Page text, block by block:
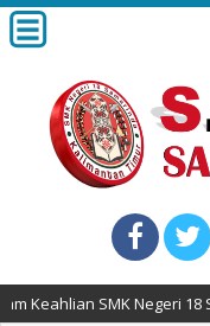
SMK Negeri 18